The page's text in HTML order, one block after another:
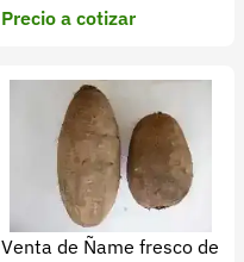
Precio a cotizar
Venta de Ñame fresco de